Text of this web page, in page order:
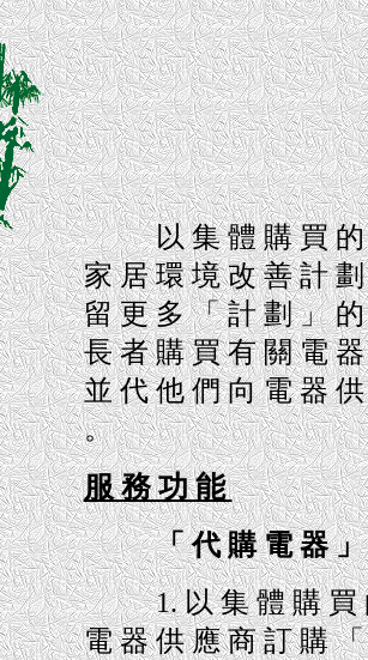
以 集 體 購 買 的 議
家 居 環 境 改 善 計
留 更 多 「 計 劃 」
長 者 購 買 有 關 電
並 代 他 們 向 電 器
。
服 務 功 能
「 代 購 電 器
1. 以 集 體 購 買 的
電 器 供 應 商 訂 購